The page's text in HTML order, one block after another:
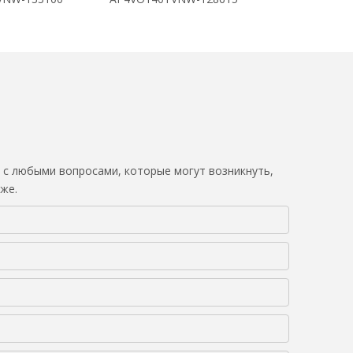
любыми вопросами, которые могут возникнуть,